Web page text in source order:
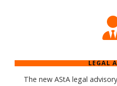
LEGAL
The new AStA legal